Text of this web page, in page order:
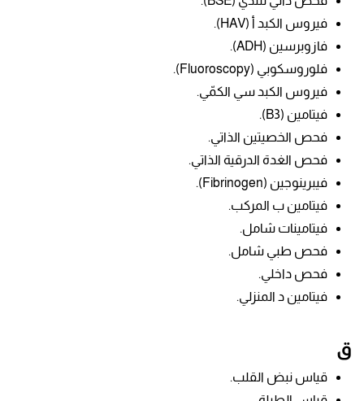
فيروس الكبد أ (HAV).
فازوبرسين (ADH).
فلوروسكوبي (Fluoroscopy).
فيروس الكبد سي الكمّي.
فيتامين (B3).
فحص الخصيتين الذاتي.
فحص الغدة الدرقية الذاتي.
فيبرينوجين (Fibrinogen).
فيتامين ب المركب.
فيتامينات شامل.
فحص طبي شامل.
فحص داخلي.
فيتامين د المنزلي.
ق
قياس نبض القلب.